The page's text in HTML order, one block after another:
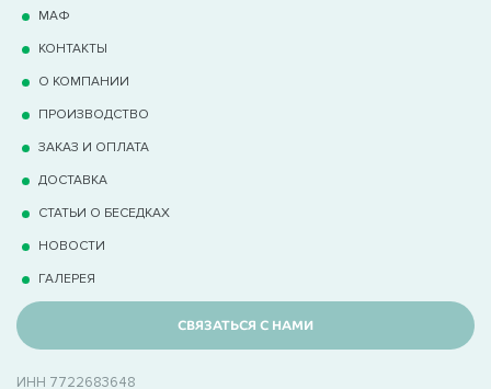
МАФ
КОНТАКТЫ
О КОМПАНИИ
ПРОИЗВОДСТВО
ЗАКАЗ И ОПЛАТА
ДОСТАВКА
СТАТЬИ О БЕСЕДКАХ
НОВОСТИ
ГАЛЕРЕЯ
СВЯЗАТЬСЯ С НАМИ
ИНН 7722683648